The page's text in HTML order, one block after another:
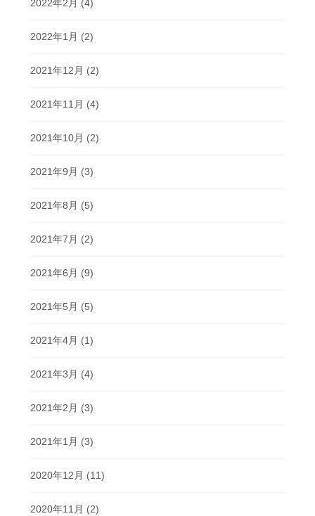
2022年2月 (4)
2022年1月 (2)
2021年12月 (2)
2021年11月 (4)
2021年10月 (2)
2021年9月 (3)
2021年8月 (5)
2021年7月 (2)
2021年6月 (9)
2021年5月 (5)
2021年4月 (1)
2021年3月 (4)
2021年2月 (3)
2021年1月 (3)
2020年12月 (11)
2020年11月 (2)